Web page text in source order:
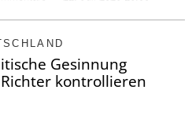
Gesinnung
kontrollieren